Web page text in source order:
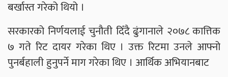
बर्खास्त गरेको थियो ।
सरकारको निर्णयलाई चुनौती दिँदै ढुंगानाले २०७८ कात्तिक
७ गते रिट दायर गरेका थिए । उक्त रिटमा उनले आफ्नो
पुनर्बहाली हुनुपर्ने माग गरेका थिए । आर्थिक अभियानबाट